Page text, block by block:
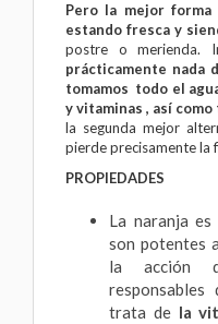
Pero la mejor
estando fresca y
postre o merienda.
prácticamente nada
tomamos todo el
y vitaminas , así
la segunda mejor
pierde precisamente la
PROPIEDADES
La naranja
son potentes
la acción
trata de la